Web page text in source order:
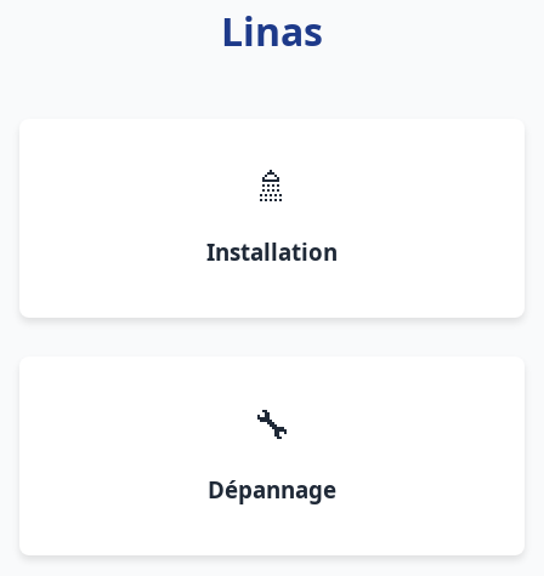
Linas
🚿
Installation
🔧
Dépannage